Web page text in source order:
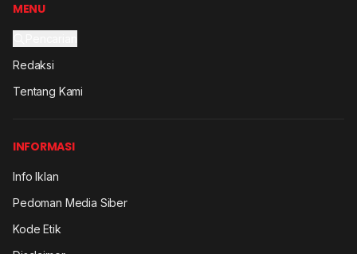
MENU
Redaksi
Tentang Kami
INFORMASI
Info Iklan
Pedoman Media Siber
Kode Etik